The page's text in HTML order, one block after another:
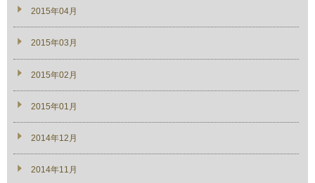
2015年04月
2015年03月
2015年02月
2015年01月
2014年12月
2014年11月